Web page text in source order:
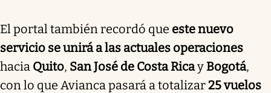
El portal también recordó que este nuevo
servicio se unirá a las actuales operaciones
hacia Quito, San José de Costa Ricay Bogotá,
con lo que Avianca pasará a totalizar25 vuelos